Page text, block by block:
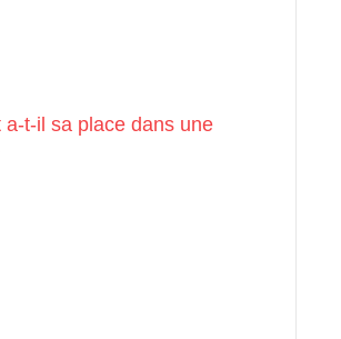
a-t-il sa place dans une